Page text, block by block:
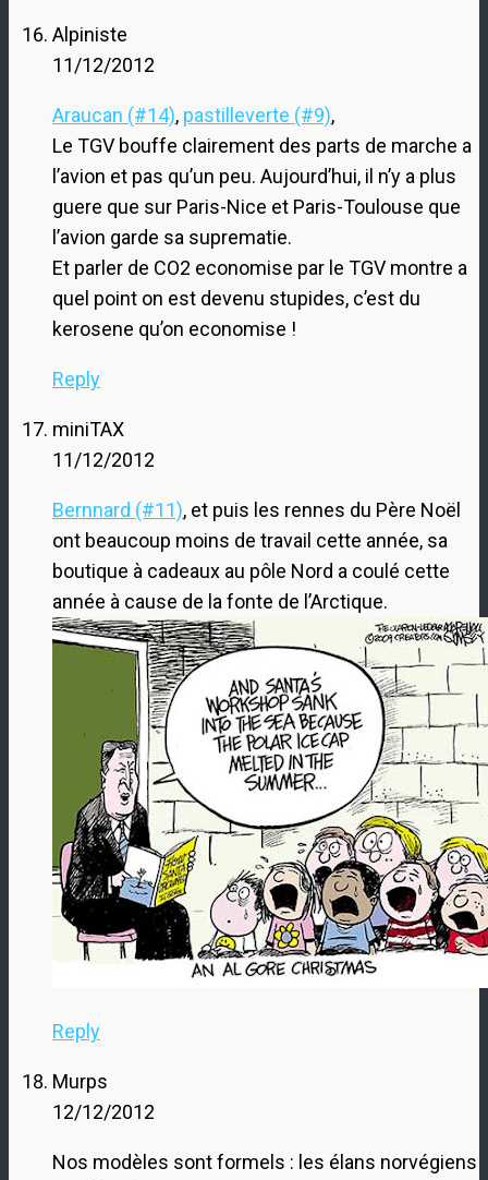
Alpiniste
11/12/2012
Araucan (#14), pastilleverte (#9),
Le TGV bouffe clairement des parts de marche a
l’avion et pas qu’un peu. Aujourd’hui, il n’y a plus
guere que sur Paris-Nice et Paris-Toulouse que
l’avion garde sa suprematie.
Et parler de CO2 economise par le TGV montre a
quel point on est devenu stupides, c’est du
kerosene qu’on economise !
Reply
miniTAX
11/12/2012
Bernnard (#11), et puis les rennes du Père Noël
ont beaucoup moins de travail cette année, sa
boutique à cadeaux au pôle Nord a coulé cette
année à cause de la fonte de l’Arctique.
Reply
Murps
12/12/2012
Nos modèles sont formels : les élans norvégiens